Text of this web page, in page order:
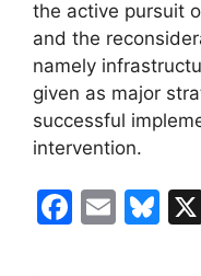
the active pursuit
and the
namely
given as major
successful
intervention.
F
E
Bl